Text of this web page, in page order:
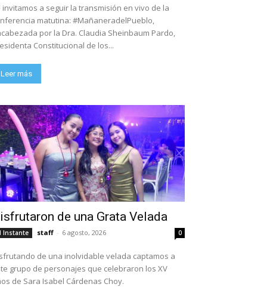
invitamos a seguir la transmisión en vivo de la
matutina: #MañaneradelPueblo,
por la Dra. Claudia Sheinbaum Pardo,
Constitucional de los...
Leer más
de una Grata Velada
Instante staff - 6 agosto, 2026 0
de una inolvidable velada captamos a
grupo de personajes que celebraron los XV
de Sara Isabel Cárdenas Choy.